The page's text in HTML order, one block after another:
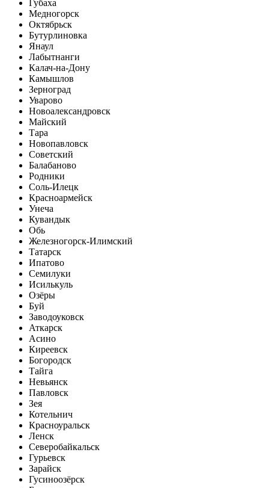
Губаха
Медногорск
Октябрьск
Бутурлиновка
Янаул
Лабытнанги
Калач-на-Дону
Камышлов
Зерноград
Уварово
Новоалександровск
Майский
Тара
Новопавловск
Советский
Балабаново
Родники
Соль-Илецк
Красноармейск
Унеча
Кувандык
Обь
Железногорск-Илимский
Татарск
Ипатово
Семилуки
Исилькуль
Озёры
Буй
Заводоуковск
Аткарск
Асино
Киреевск
Богородск
Тайга
Невьянск
Павловск
Зея
Котельнич
Красноуральск
Ленск
Северобайкальск
Гурьевск
Зарайск
Гусиноозёрск